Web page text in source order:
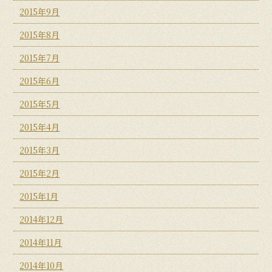
2015年9月
2015年8月
2015年7月
2015年6月
2015年5月
2015年4月
2015年3月
2015年2月
2015年1月
2014年12月
2014年11月
2014年10月